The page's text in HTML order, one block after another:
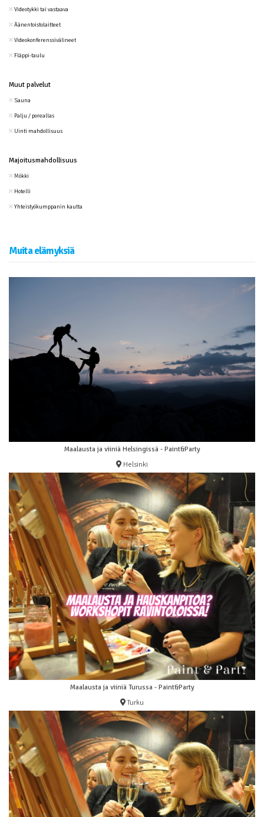
Videotykki tai vastaava
Äänentoistolaitteet
Videokonferenssivälineet
Fläppi-taulu
Muut palvelut
Sauna
Palju / poreallas
Uinti mahdollisuus
Majoitusmahdollisuus
Mökki
Hotelli
Yhteistyökumppanin kautta
Muita elämyksiä
Maalausta ja viiniä Helsingissä - Paint&Party
Helsinki
Maalausta ja viiniä Turussa - Paint&Party
Turku